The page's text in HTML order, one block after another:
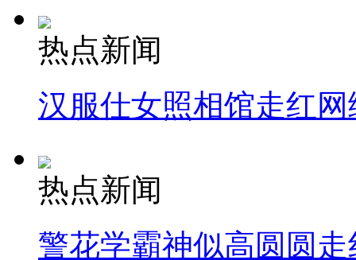
热点新闻
汉服仕女照相馆走红网
热点新闻
警花学霸神似高圆圆走